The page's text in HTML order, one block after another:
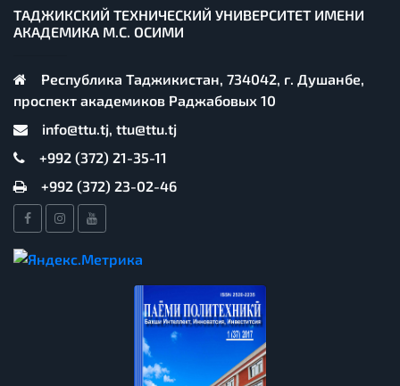
ТАДЖИКСКИЙ ТЕХНИЧЕСКИЙ УНИВЕРСИТЕТ ИМЕНИ
АКАДЕМИКА М.С. ОСИМИ
Республика Таджикистан, 734042, г. Душанбе,
проспект академиков Раджабовых 10
info@ttu.tj, ttu@ttu.tj
+992 (372) 21-35-11
+992 (372) 23-02-46